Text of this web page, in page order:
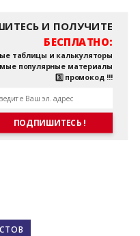
ПОДПИШИТЕСЬ !
И ПОЛУЧИТЕ
БЕСПЛАТНО:
таблицы и калькуляторы
популярные материалы
3️⃣ промокод !!!